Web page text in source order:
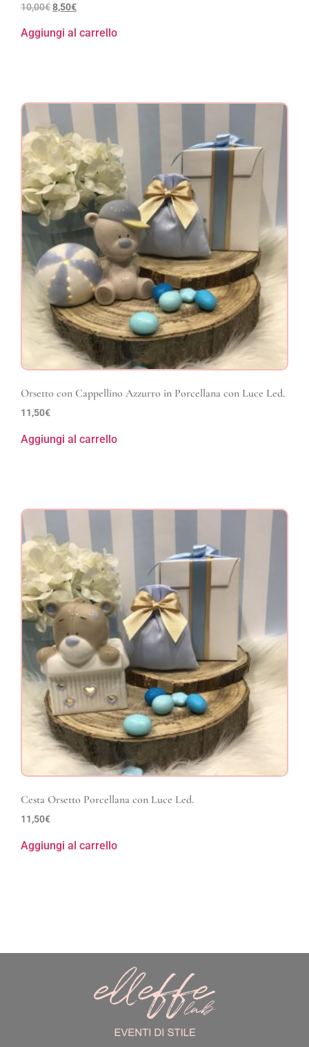
10,00€8,50€
Aggiungi al carrello
Orsetto con Cappellino Azzurro in Porcellana con Luce Led.
11,50€
Aggiungi al carrello
Cesta Orsetto Porcellana con Luce Led.
11,50€
Aggiungi al carrello